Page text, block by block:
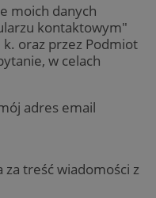
moich danych
kontaktowym"
k. oraz przez Podmiot
w celach
adres email
treść wiadomości z